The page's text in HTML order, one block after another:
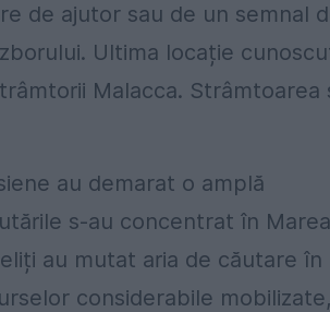
de ajutor sau de un semnal
Ultima locație
Malacca. Strâmtoarea
au demarat o amplă
s-au concentrat în Marea
au mutat aria de căutare în
considerabile mobilizate,